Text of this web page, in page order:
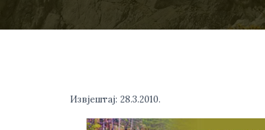
Извјештај: 28.3.2010.